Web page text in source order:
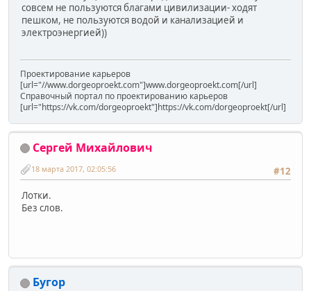
совсем не пользуются благами цивилизации- ходят
пешком, не пользуются водой и канализацией и
электроэнергией))
Проектирование карьеров
[url="//www.dorgeoproekt.com"]www.dorgeoproekt.com[/url]
Справочный портал по проектированию карьеров
[url="https://vk.com/dorgeoproekt"]https://vk.com/dorgeoproekt[/url]
Сергей Михайлович
#12
18 марта 2017, 02:05:56
Лотки.
Без слов.
Бугор